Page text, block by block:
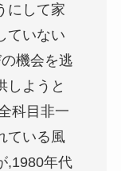
にして家
ていない
機会を逃
しようと
科目非一
ている風
,1980年代